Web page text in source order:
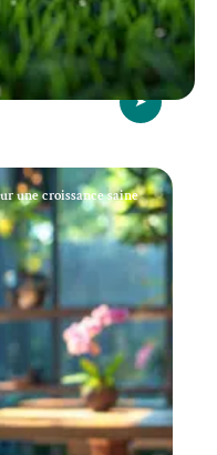
une croissance saine